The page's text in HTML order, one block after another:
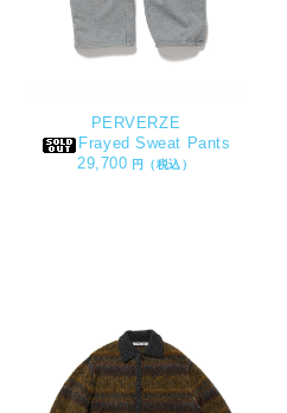
PERVERZE
Frayed Sweat Pants
29,700 円（税込）